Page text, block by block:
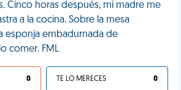
Cinco horas después, mi madre me
a la cocina. Sobre la mesa
esponja embadurnada de
comer. FML
0 TE LO MERECES 0